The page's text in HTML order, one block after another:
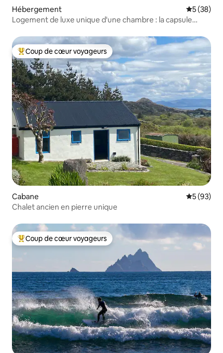
Hébergement
5 (38)
Logement de luxe unique d'une chambre : la capsule
Coups de cœur voyageurs les plus appréciés
Coup de cœur voyageurs
Cabane
5 (93)
Chalet ancien en pierre unique
Coups de cœur voyageurs les plus appréciés
Coup de cœur voyageurs